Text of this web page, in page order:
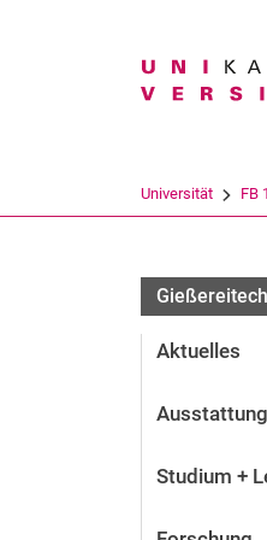
Universität FB
Aktuelles
Studium +